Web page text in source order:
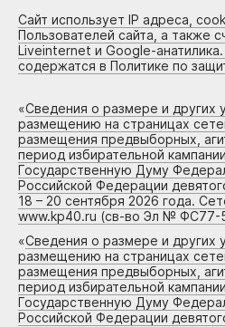
Сайт использует IP адреса,
Пользователей сайта, а также
Liveinternet и Google-
содержатся в Политике по
«Сведения о размере и других
размещению на страницах
размещения предвыборных,
период избирательной
Государственную Думу
Российской Федерации
18 – 20 сентября 2026 года.
www.kp40.ru (св-во Эл № ФС77-
«Сведения о размере и других
размещению на страницах
размещения предвыборных,
период избирательной
Государственную Думу
Российской Федерации